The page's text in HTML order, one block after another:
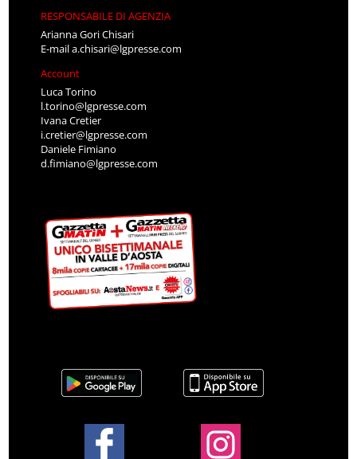
RESPONSABILE DI AGENZIA
Arianna Gori Chisari
E-maila.chisari@lgpresse.com
Account
Luca Torino
l.torino@lgpresse.com
Ivana Cretier
i.cretier@lgpresse.com
Daniele Fimiano
d.fimiano@lgpresse.com